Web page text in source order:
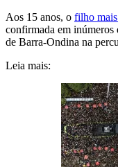
Aos 15 anos, o filho
confirmada em inúmeros
de Barra-Ondina na
Leia mais: